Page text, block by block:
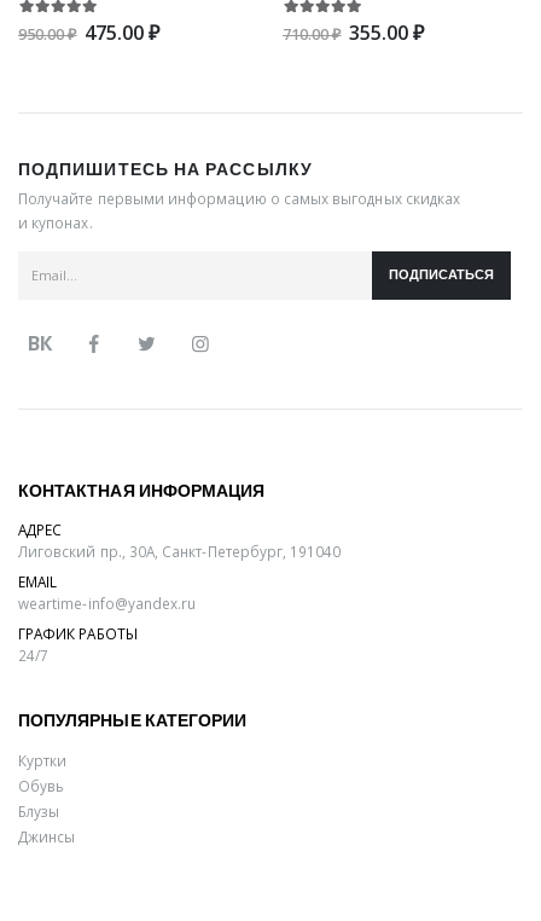
950.00 ₽ 475.00 ₽ 710.00 ₽ 355.00 ₽
ПОДПИШИТЕСЬ НА РАССЫЛКУ
Получайте первыми информацию о самых выгодных скидках
и купонах.
ПОДПИСАТЬСЯ
ВК
КОНТАКТНАЯ ИНФОРМАЦИЯ
АДРЕС
Лиговский пр., 30А, Санкт-Петербург, 191040
EMAIL
weartime-info@yandex.ru
ГРАФИК РАБОТЫ
24/7
ПОПУЛЯРНЫЕ КАТЕГОРИИ
Куртки
Обувь
Блузы
Джинсы